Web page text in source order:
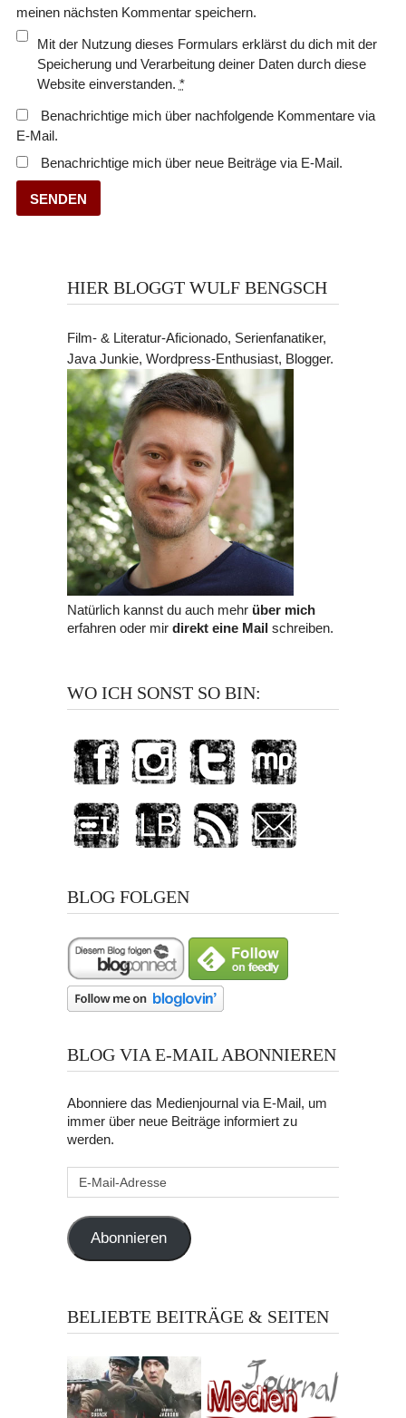
meinen nächsten Kommentar speichern.
Mit der Nutzung dieses Formulars erklärst du dich mit der
Speicherung und Verarbeitung deiner Daten durch diese
Website einverstanden. *
Benachrichtige mich über nachfolgende Kommentare via
E-Mail.
Benachrichtige mich über neue Beiträge via E-Mail.
HIER BLOGGT WULF BENGSCH
Film- & Literatur-Aficionado, Serienfanatiker,
Java Junkie, Wordpress-Enthusiast, Blogger.
Natürlich kannst du auch mehr über mich
erfahren oder mir direkt eine Mailschreiben.
WO ICH SONST SO BIN:
BLOG FOLGEN
BLOG VIA E-MAIL ABONNIEREN
Abonniere das Medienjournal via E-Mail, um
immer über neue Beiträge informiert zu
werden.
Abonnieren
BELIEBTE BEITRÄGE & SEITEN